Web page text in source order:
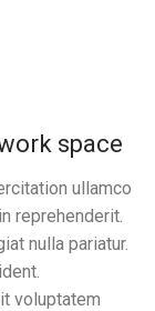
space
ullamco
reprehenderit.
nulla pariatur.
voluptatem